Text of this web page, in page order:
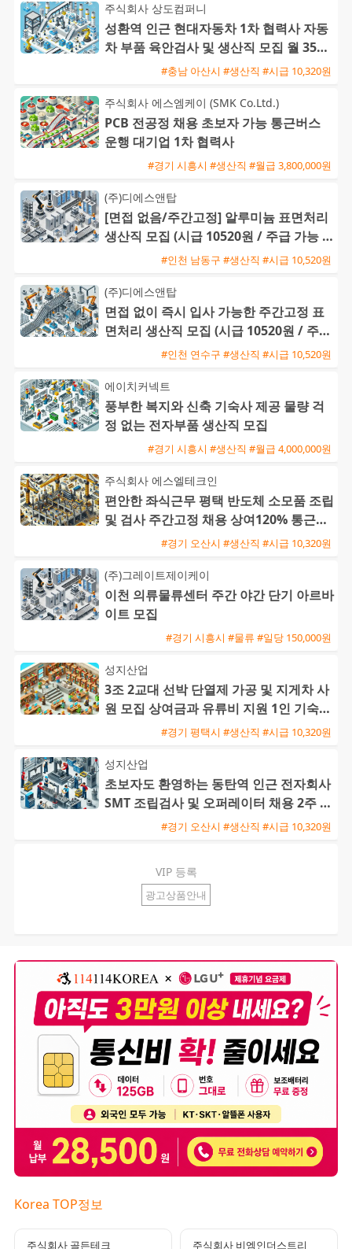
주식회사 상도컴퍼니
성환역 인근 현대자동차 1차 협력사 자동
차 부품 육안검사 및 생산직 모집 월 350
만에서 400만원#충남 아산시 #생산직 #시급 10,320원
주식회사 에스엠케이 (SMK Co.Ltd.)
PCB 전공정 채용 초보자 가능 통근버스
운행 대기업 1차 협력사
#경기 시흥시 #생산직 #월급 3,800,000원
(주)디에스앤탑
[면접 없음/주간고정] 알루미늄 표면처리
생산직 모집 (시급 10520원 / 주급 가능 /
퇴직금 지급)#인천 남동구 #생산직 #시급 10,520원
(주)디에스앤탑
면접 없이 즉시 입사 가능한 주간고정 표
면처리 생산직 모집 (시급 10520원 / 주급
#인천 연수구 #생산직 #시급 10,520원
에이치커넥트
풍부한 복지와 신축 기숙사 제공 물량 걱
정 없는 전자부품 생산직 모집
#경기 시흥시 #생산직 #월급 4,000,000원
주식회사 에스엘테크인
편안한 좌식근무 평택 반도체 소모품 조립
및 검사 주간고정 채용 상여120% 통근버
#경기 오산시 #생산직 #시급 10,320원
(주)그레이트제이케이
이천 의류물류센터 주간 야간 단기 아르바
이트 모집
#경기 시흥시 #물류 #일당 150,000원
성지산업
3조 2교대 선박 단열제 가공 및 지게차 사
원 모집 상여금과 유류비 지원 1인 기숙사
#경기 평택시 #생산직 #시급 10,320원
성지산업
초보자도 환영하는 동탄역 인근 전자회사
SMT 조립검사 및 오퍼레이터 채용 2주 2
#경기 오산시 #생산직 #시급 10,320원
VIP 등록
광고상품안내
Korea TOP정보
주식회사 골든테크 주식회사 비엠인더스트리